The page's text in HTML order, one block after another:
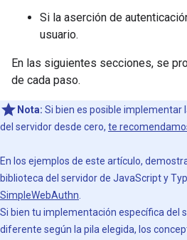
Si la aserción de
usuario.
En las siguientes secciones, se
de cada paso.
Nota: Si bien es posible implementar
del servidor desde cero, te
En los ejemplos de este artículo,
biblioteca del servidor de JavaScript y
SimpleWebAuthn.
Si bien tu implementación específica del
diferente según la pila elegida, los